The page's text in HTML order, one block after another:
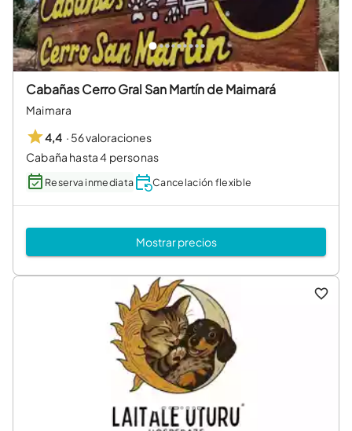
Cabañas Cerro Gral San Martín de Maimará
Maimara
4,4 · 56 valoraciones
Cabaña hasta 4 personas
Reserva inmediata Cancelación flexible
Mostrar precios